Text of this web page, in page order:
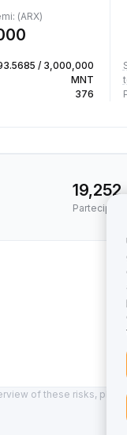
(ARX)
/ 3,000,000
MNT
376
19,252
Partecipanti
of these risks,